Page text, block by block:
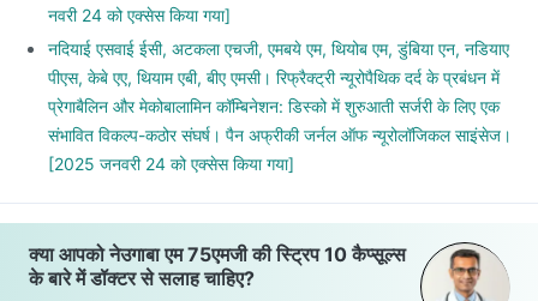
नवरी 24 को एक्सेस किया गया]
नदियाई एसवाई ईसी, अटकला एचजी, एमबये एम, थियोब एम, डुंबिया एन, नडियाए
पीएस, केबे एए, थियाम एबी, बीए एमसी। रिफ्रैक्ट्री न्यूरोपैथिक दर्द के प्रबंधन में
प्रेगाबैलिन और मेकोबालामिन कॉम्बिनेशन: डिस्को में शुरुआती सर्जरी के लिए एक
संभावित विकल्प-कठोर संघर्ष। पैन अफ्रीकी जर्नल ऑफ न्यूरोलॉजिकल साइंसेज।
[2025 जनवरी 24 को एक्सेस किया गया]
क्या आपको नेउगाबा एम 75एमजी की स्ट्रिप 10 कैप्सूल्स
के बारे में डॉक्टर से सलाह चाहिए?